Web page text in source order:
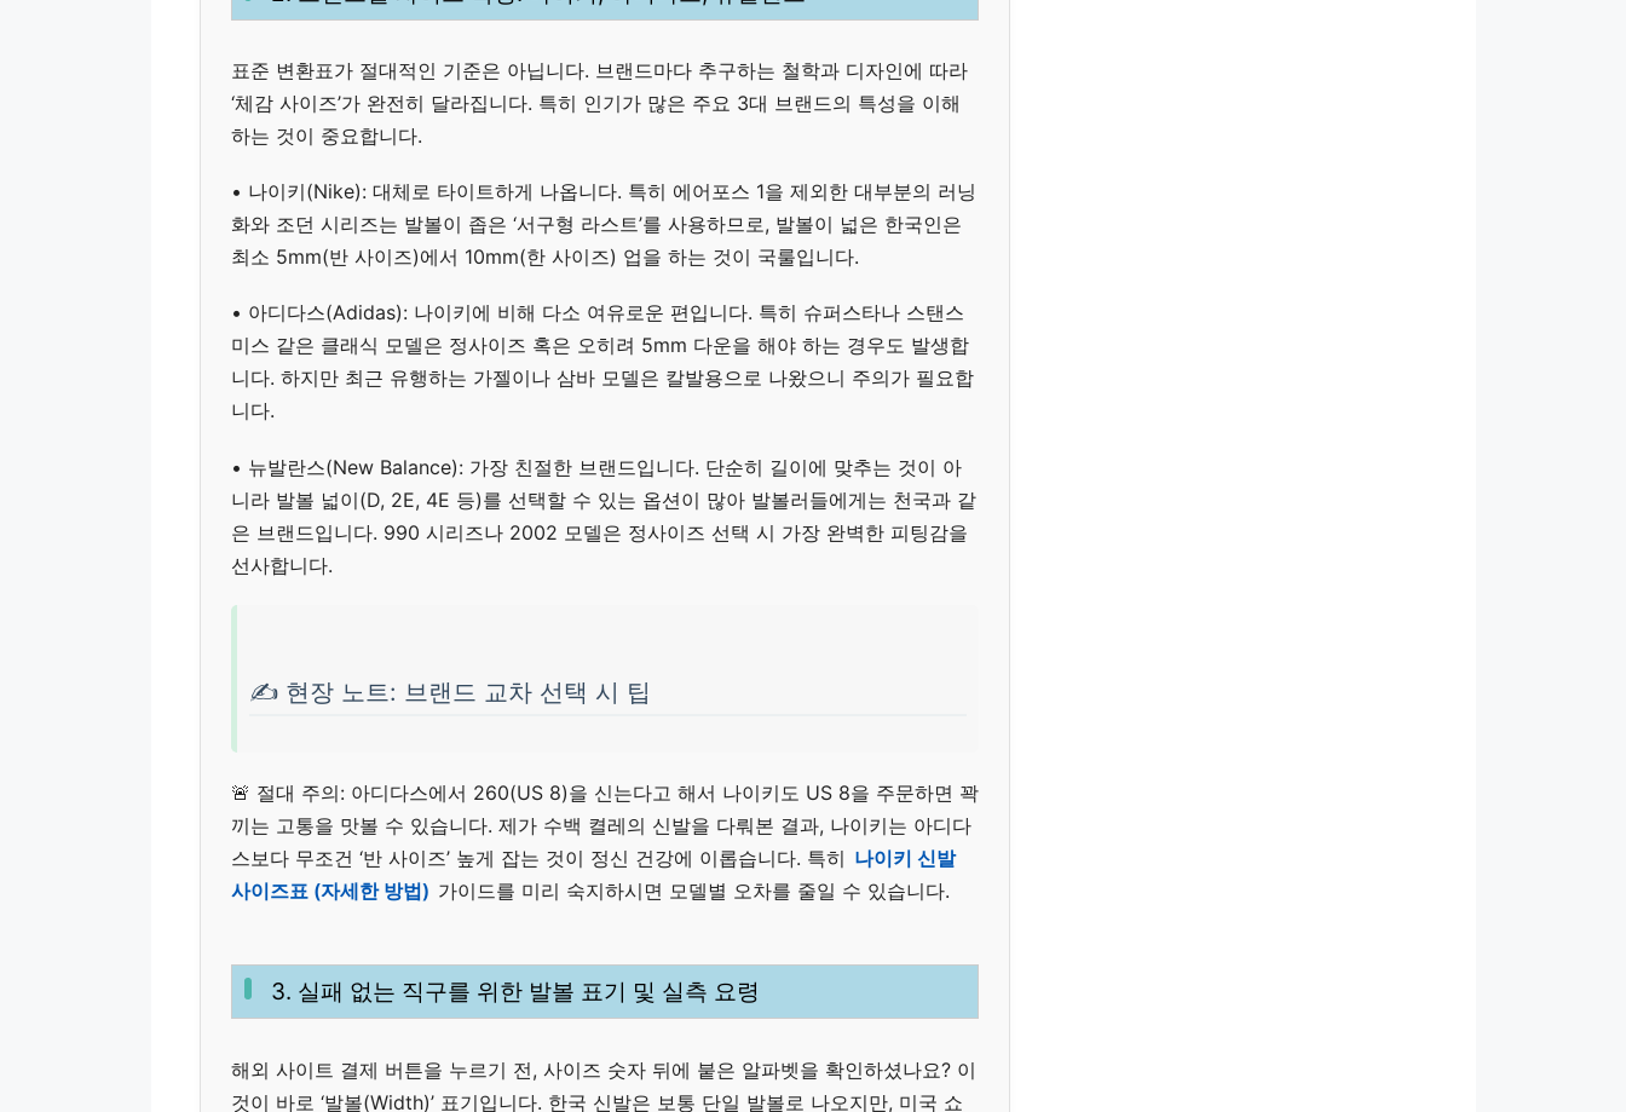
표준 변환표가 절대적인 기준은 아닙니다. 브랜드마다 추구하는 철학과 디자인에 따라
‘체감 사이즈’가 완전히 달라집니다. 특히 인기가 많은 주요 3대 브랜드의 특성을 이해
하는 것이 중요합니다.
• 나이키(Nike): 대체로 타이트하게 나옵니다. 특히 에어포스 1을 제외한 대부분의 러닝
화와 조던 시리즈는 발볼이 좁은 ‘서구형 라스트’를 사용하므로, 발볼이 넓은 한국인은
최소 5mm(반 사이즈)에서 10mm(한 사이즈) 업을 하는 것이 국룰입니다.
• 아디다스(Adidas): 나이키에 비해 다소 여유로운 편입니다. 특히 슈퍼스타나 스탠스
미스 같은 클래식 모델은 정사이즈 혹은 오히려 5mm 다운을 해야 하는 경우도 발생합
니다. 하지만 최근 유행하는 가젤이나 삼바 모델은 칼발용으로 나왔으니 주의가 필요합
니다.
• 뉴발란스(New Balance): 가장 친절한 브랜드입니다. 단순히 길이에 맞추는 것이 아
니라 발볼 넓이(D, 2E, 4E 등)를 선택할 수 있는 옵션이 많아 발볼러들에게는 천국과 같
은 브랜드입니다. 990 시리즈나 2002 모델은 정사이즈 선택 시 가장 완벽한 피팅감을
선사합니다.
✍️ 현장 노트: 브랜드 교차 선택 시 팁
🚨 절대 주의: 아디다스에서 260(US 8)을 신는다고 해서 나이키도 US 8을 주문하면 꽉
끼는 고통을 맛볼 수 있습니다. 제가 수백 켤레의 신발을 다뤄본 결과, 나이키는 아디다
스보다 무조건 ‘반 사이즈’ 높게 잡는 것이 정신 건강에 이롭습니다. 특히 나이키 신발
사이즈표 (자세한 방법) 가이드를 미리 숙지하시면 모델별 오차를 줄일 수 있습니다.
3. 실패 없는 직구를 위한 발볼 표기 및 실측 요령
해외 사이트 결제 버튼을 누르기 전, 사이즈 숫자 뒤에 붙은 알파벳을 확인하셨나요? 이
것이 바로 ‘발볼(Width)’ 표기입니다. 한국 신발은 보통 단일 발볼로 나오지만, 미국 쇼